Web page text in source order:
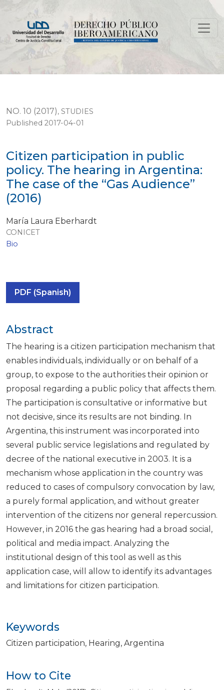
Citizen participation in public policy. The hearing in
NO. 10 (2017), STUDIES
Citizen participation in public
policy. The hearing in Argentina:
The case of the “Gas Audience”
(2016)
Published 2017-04-01
María Laura Eberhardt
CONICET
Bio
PDF (Spanish)
Keywords
Citizen participation Hearing Argentina
How to Cite
Abstract
The hearing is a citizen participation mechanism that
enables individuals, individually or on behalf of a
group, to expose to the authorities their opinion or
proposal regarding a public policy that affects them.
The participation is consultative or informative but
not decisive, since its results are not binding. In
Argentina, this instrument was incorporated into
several public service legislations and regulated by
decree of the national executive in 2003. It is a
mechanism whose application in the country was
reduced to cases of compulsory convocation by law,
a purely formal application, and without greater
intervention of the citizens nor general repercussion.
However, in 2016 the gas hearing had a broad social,
political and media impact. Analyzing the
institutional design of this tool as well as this
application case, will allow to identify its advantages
and limitations for citizen participation.